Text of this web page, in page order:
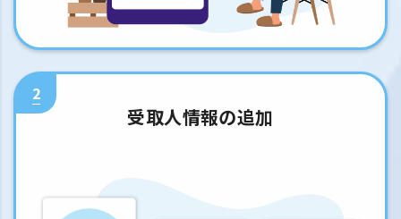
2
受取人情報の追加